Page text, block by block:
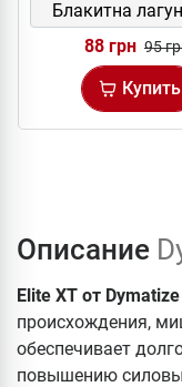
88 грн 95
Купить
Описание
Elite XT от
происхождения,
обеспечивает
повышению